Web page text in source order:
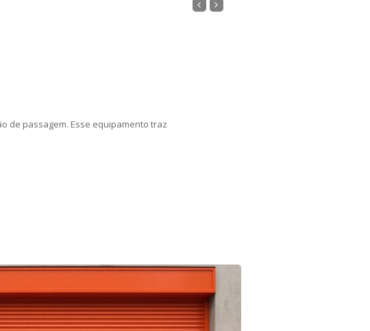
de passagem. Esse equipamento traz